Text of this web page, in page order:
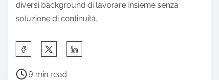
diversi background di lavorare insieme senza
soluzione di continuità.
Share this post on:
Post read time
9 min read